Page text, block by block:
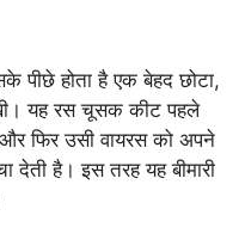
पीछे होता है एक बेहद छोटा,
यह रस चूसक कीट पहले
फिर उसी वायरस को अपने
है। इस तरह यह बीमारी